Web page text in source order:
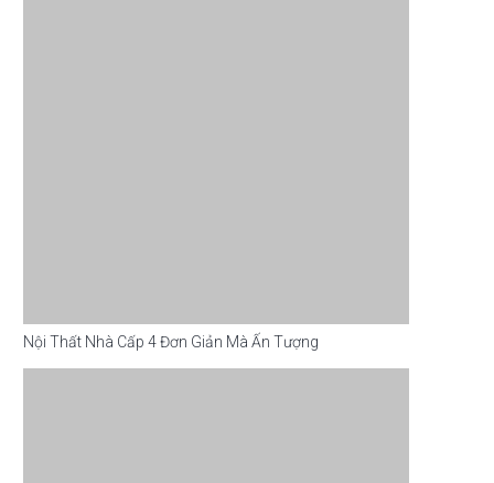
Nội Thất Nhà Cấp 4 Đơn Giản Mà Ấn Tượng